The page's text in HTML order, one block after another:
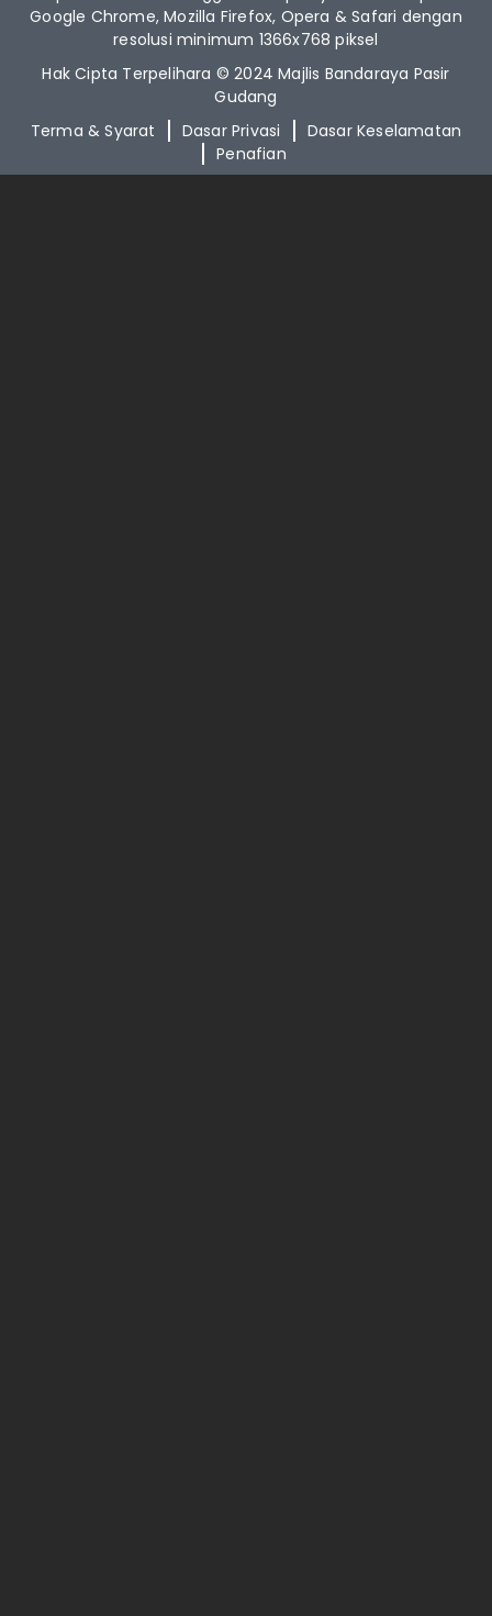
Google Chrome, Mozilla Firefox, Opera & Safari dengan
resolusi minimum 1366x768 piksel
Hak Cipta Terpelihara © 2024 Majlis Bandaraya Pasir
Gudang
Terma & Syarat
Dasar Privasi
Dasar Keselamatan
Penafian